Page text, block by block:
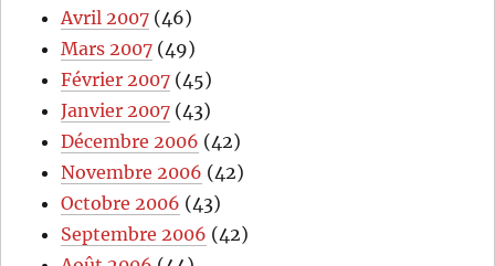
Avril 2007 (46)
Mars 2007 (49)
Février 2007 (45)
Janvier 2007 (43)
Décembre 2006 (42)
Novembre 2006 (42)
Octobre 2006 (43)
Septembre 2006 (42)